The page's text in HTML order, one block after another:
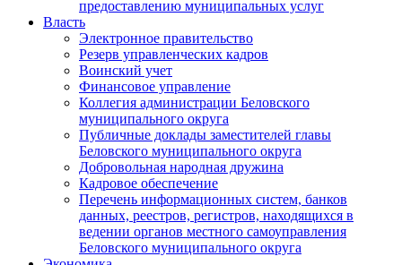
предоставлению муниципальных услуг
Власть
Электронное правительство
Резерв управленческих кадров
Воинский учет
Финансовое управление
Коллегия администрации Беловского
муниципального округа
Публичные доклады заместителей главы
Беловского муниципального округа
Добровольная народная дружина
Кадровое обеспечение
Перечень информационных систем, банков
данных, реестров, регистров, находящихся в
ведении органов местного самоуправления
Беловского муниципального округа